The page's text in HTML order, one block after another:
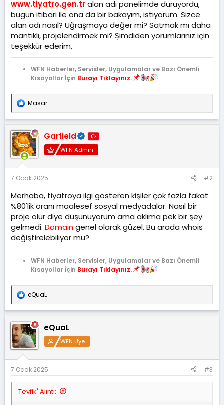
h
i
www.tiyatro.gen.tralan adı panelimde duruyordu,
bugün itibari ile ona da bir bakayım, istiyorum. Sizce
alan adı nasıl? Uğraşmaya değer mi? Satmak mı daha
mantıklı, projelendirmek mi? Şimdiden yorumlarınız için
teşekkür ederim.
WFN Haberler, Servisler, Uygulamalar ve Bazı Önemli
Kısayollar İçin Burayı Tıklayınız.
T
e
p
k
i
l
e
:
Masar
Garfield
WFN Admin
7 Ocak 2025 #2
Merhaba, tiyatroya ilgi gösteren kişiler çok fazla fakat
%80'lik oranı maalesef sosyal medyadalar. Nasıl bir
proje olur diye düşünüyorum ama aklıma pek bir şey
gelmedi. Domaingenel olarak güzel. Bu arada whois
değiştirelebiliyor mu?
WFN Haberler, Servisler, Uygulamalar ve Bazı Önemli
Kısayollar İçin Burayı Tıklayınız.
T
e
p
k
i
l
e
:
eQuaL
eQuaL
WFN Üye
7 Ocak 2025 #3
Tevfik' Alıntı: